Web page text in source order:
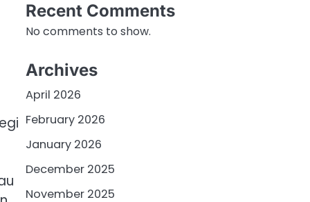
Recent Comments
No comments to show.
Archives
April 2026
February 2026
January 2026
December 2025
November 2025